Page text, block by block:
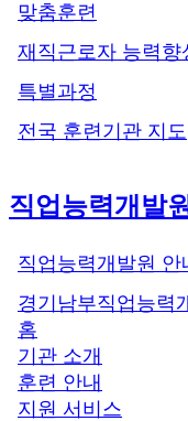
맞춤훈련
재직근로자 능력향
특별과정
전국 훈련기관 지도
직업능력개발원
직업능력개발원 안
경기남부직업능력
홈
기관 소개
훈련 안내
지원 서비스